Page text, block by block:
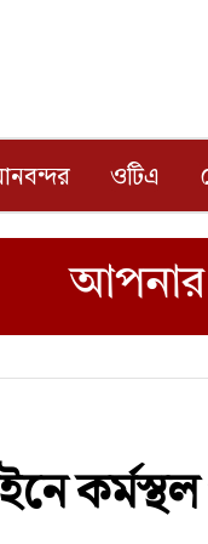
ওটিএ
কর্মস্থল